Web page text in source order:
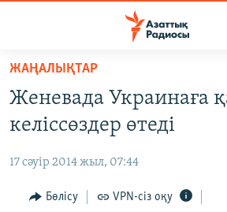
Skip
main
content
to
Navigation
ҚАҢТАР ОҚИҒАСЫ
АДАМ ҚҰҚЫҚТАРЫ
ЖАҢАЛЫҚТАР
Женевада Украинаға
келіссөздер өтеді
17 сәуір 2014 жыл, 07:44
Бөлісу VPN-сіз оқу